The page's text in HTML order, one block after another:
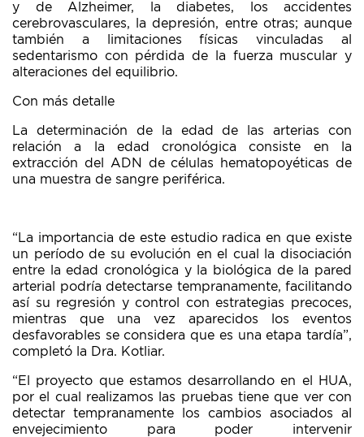
y de Alzheimer, la diabetes, los accidentes
cerebrovasculares, la depresión, entre otras; aunque
también a limitaciones físicas vinculadas al
sedentarismo con pérdida de la fuerza muscular y
alteraciones del equilibrio.
Con más detalle
La determinación de la edad de las arterias con
relación a la edad cronológica consiste en la
extracción del ADN de células hematopoyéticas de
una muestra de sangre periférica.
“La importancia de este estudio radica en que existe
un período de su evolución en el cual la disociación
entre la edad cronológica y la biológica de la pared
arterial podría detectarse tempranamente, facilitando
así su regresión y control con estrategias precoces,
mientras que una vez aparecidos los eventos
desfavorables se considera que es una etapa tardía”,
completó la Dra. Kotliar.
“El proyecto que estamos desarrollando en el HUA,
por el cual realizamos las pruebas tiene que ver con
detectar tempranamente los cambios asociados al
envejecimiento para poder intervenir